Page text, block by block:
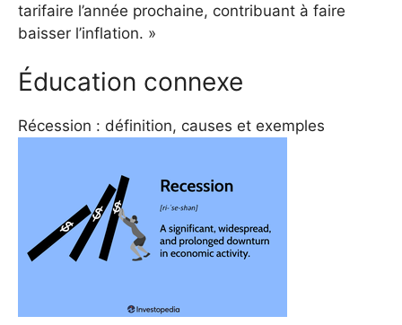
tarifaire l’année prochaine, contribuant à faire
baisser l’inflation. »
Éducation connexe
Récession : définition, causes et exemples